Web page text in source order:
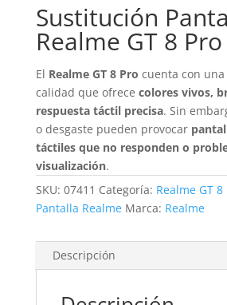
Sustitución
Realme GT 8 Pro
El Realme GT 8 Pro cuenta con
calidad que ofrece colores vivos,
respuesta táctil precisa. Sin
o desgaste pueden provocar
táctiles que no responden o
visualización.
SKU: 07411 Categoría: Realme GT 8
Pantalla Realme Marca: Realme
Descripción